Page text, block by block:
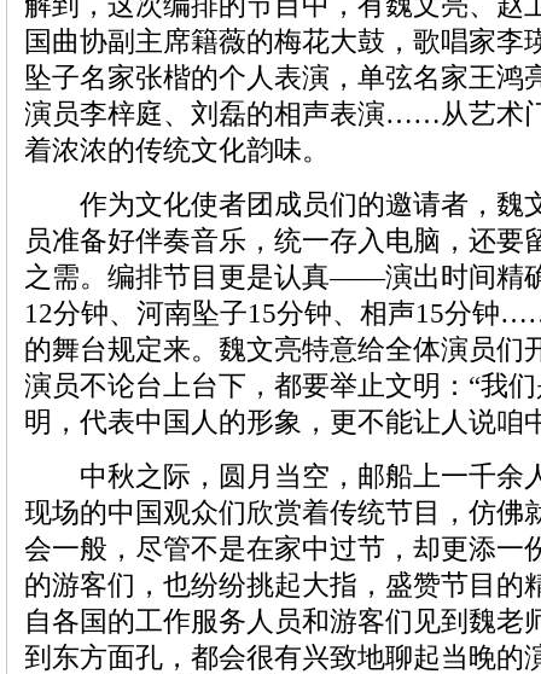
国曲协副主席籍薇的梅花大鼓，歌唱家李
坠子名家张楷的个人表演，单弦名家王鸿
演员李梓庭、刘磊的相声表演……从艺术
着浓浓的传统文化韵味。
作为文化使者团成员们的邀请者，魏
员准备好伴奏音乐，统一存入电脑，还要
之需。编排节目更是认真——演出时间精
12分钟、河南坠子15分钟、相声15分钟
的舞台规定来。魏文亮特意给全体演员们
演员不论台上台下，都要举止文明：“我
明，代表中国人的形象，更不能让人说咱
中秋之际，圆月当空，邮船上一千余
现场的中国观众们欣赏着传统节目，仿佛
会一般，尽管不是在家中过节，却更添一
的游客们，也纷纷挑起大指，盛赞节目的
自各国的工作服务人员和游客们见到魏老
到东方面孔，都会很有兴致地聊起当晚的